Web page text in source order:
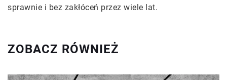
sprawnie i bez zakłóceń przez wiele lat.
ZOBACZ RÓWNIEŻ